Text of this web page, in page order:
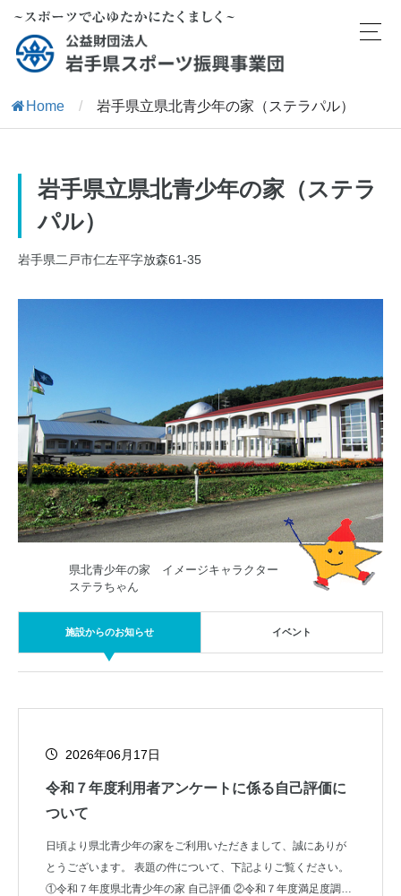
Home / 岩手県立県北青少年の家（ステラパル）
岩手県立県北青少年の家（ステラ
パル）
岩手県二戸市仁左平字放森61-35
県北青少年の家 イメージキャラクター
ステラちゃん
施設からのお知らせ イベント
2026年06月17日
令和７年度利用者アンケートに係る自己評価に
ついて
日頃より県北青少年の家をご利用いただきまして、誠にありが
とうございます。 表題の件について、下記よりご覧ください。
①令和７年度県北青少年の家 自己評価 ②令和７年度満足度調査